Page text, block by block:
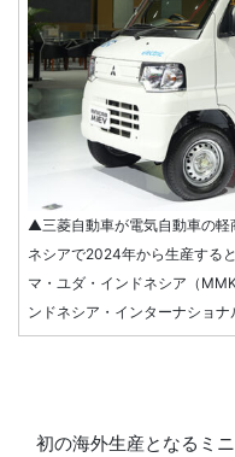
▲三菱自動車が電気自動車の軽
ネシアで2024年から生産する
マ・ユダ・インドネシア（
ンドネシア・インターナショ
初の海外生産となるミ